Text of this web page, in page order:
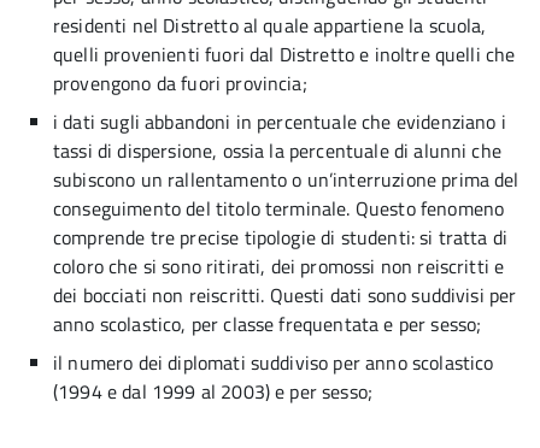
residenti nel Distretto al quale appartiene la scuola,
quelli provenienti fuori dal Distretto e inoltre quelli che
provengono da fuori provincia;
i dati sugli abbandoni in percentuale che evidenziano i
tassi di dispersione, ossia la percentuale di alunni che
subiscono un rallentamento o un’interruzione prima del
conseguimento del titolo terminale. Questo fenomeno
comprende tre precise tipologie di studenti: si tratta di
coloro che si sono ritirati, dei promossi non reiscritti e
dei bocciati non reiscritti. Questi dati sono suddivisi per
anno scolastico, per classe frequentata e per sesso;
il numero dei diplomati suddiviso per anno scolastico
(1994 e dal 1999 al 2003) e per sesso;